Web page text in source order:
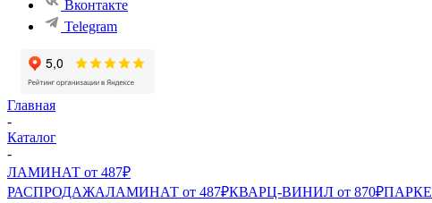
Вконтакте
Telegram
Главная
-
Каталог
-
ЛАМИНАТ от 487₽
РАСПРОДАЖАЛАМИНАТ от 487₽КВАРЦ-ВИНИЛ от 870₽